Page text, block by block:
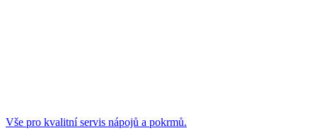
Vše pro kvalitní servis nápojů a pokrmů.